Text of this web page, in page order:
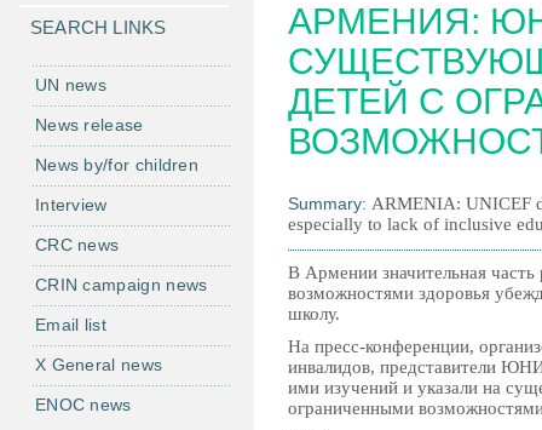
e
n
u
R
u
АРМЕНИЯ:
ДЕТЕЙ С
Summary: ARMENIA: UNICEF
especially to lack of inclusive
В Армении значительная
возможностями здоровья
школу.
На пресс-конференции,
инвалидов, представители
ими изучений и указали на
ограниченными
SEARCH LINKS
UN news
News release
News by/for children
Interview
CRC news
CRIN campaign news
Email list
X General news
ENOC news